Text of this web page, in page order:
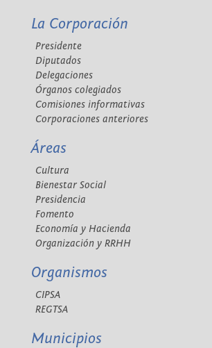
La Corporación
Presidente
Diputados
Delegaciones
Órganos colegiados
Comisiones informativas
Corporaciones anteriores
Áreas
Cultura
Bienestar Social
Presidencia
Fomento
Economía y Hacienda
Organización y RRHH
Organismos
CIPSA
REGTSA
Municipios